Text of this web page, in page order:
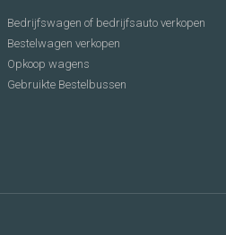
Bedrijfswagen of bedrijfsauto verkopen
Bestelwagen verkopen
Opkoop wagens
Gebruikte Bestelbussen